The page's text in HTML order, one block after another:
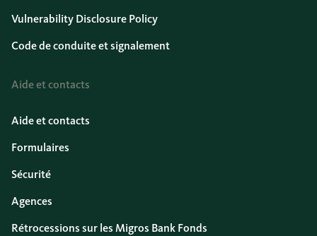
Vulnerability Disclosure Policy
Code de conduite et signalement
Aide et contacts
Aide et contacts
Formulaires
Sécurité
Agences
Rétrocessions sur les Migros Bank Fonds